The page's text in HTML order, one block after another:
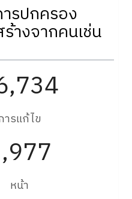
รปกครอง
างจากคนเช่น
ารแก้ไข
หน้า